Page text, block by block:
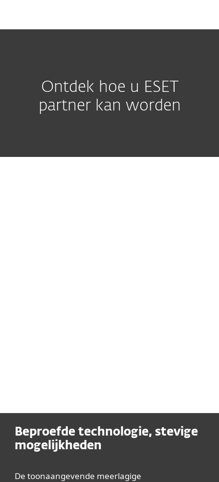
Ontdek hoe u ESET
partner kan worden
Beproefde technologie, stevige
mogelijkheden
De toonaangevende meerlagige